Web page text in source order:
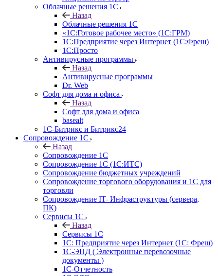
Облачные решения 1С
Назад
Облачные решения 1С
«1C:Готовое рабочее место» (1С:ГРМ)
1С:Предприятие через Интернет (1С:Фреш)
1С:Просто
Антивирусные программы
Назад
Антивирусные программы
Dr. Web
Софт для дома и офиса
Назад
Софт для дома и офиса
basealt
1С-Битрикс и Битрикс24
Сопровождение 1С
Назад
Сопровождение 1С
Сопровождение 1С (1С:ИТС)
Сопровождение бюджетных учреждений
Сопровождение торгового оборудования и 1С для
торговли
Сопровождение IT- Инфраструктуры (сервера,
ПК)
Сервисы 1С
Назад
Сервисы 1С
1С: Предприятие через Интернет (1С: Фреш)
1С-ЭПД ( Электронные перевозочные
документы )
1С-Отчетность